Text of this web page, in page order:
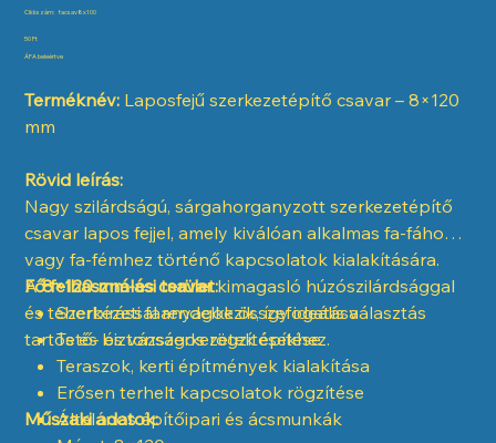
Cikkszám: Cikkszám:
facsav8x100
Ár
50 Ft
ÁFA beleértve
Terméknév: Laposfejű szerkezetépítő csavar – 8×120
mm
Rövid leírás:
Nagy szilárdságú, sárgahorganyzott szerkezetépítő
csavar lapos fejjel, amely kiválóan alkalmas fa-fához
vagy fa-fémhez történő kapcsolatok kialakítására.
A8×120 mm-es csavarkimagasló húzószilárdsággal
és teherbírással rendelkezik, így ideális választás
tartós és biztonságos rögzítésekhez.
Fő felhasználási terület:
Szerkezeti faanyagok összefogatása
Tető- és vázszerkezetek építése
Teraszok, kerti építmények kialakítása
Erősen terhelt kapcsolatok rögzítése
Általános építőipari és ácsmunkák
Műszaki adatok: